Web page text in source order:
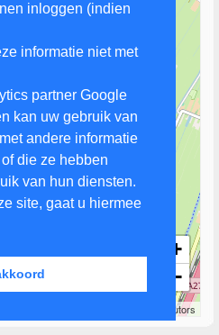
inloggen (indien
informatie niet met
partner Google
kan uw gebruik van
andere informatie
die ze hebben
van hun diensten.
site, gaat u hiermee
+
−
contributors